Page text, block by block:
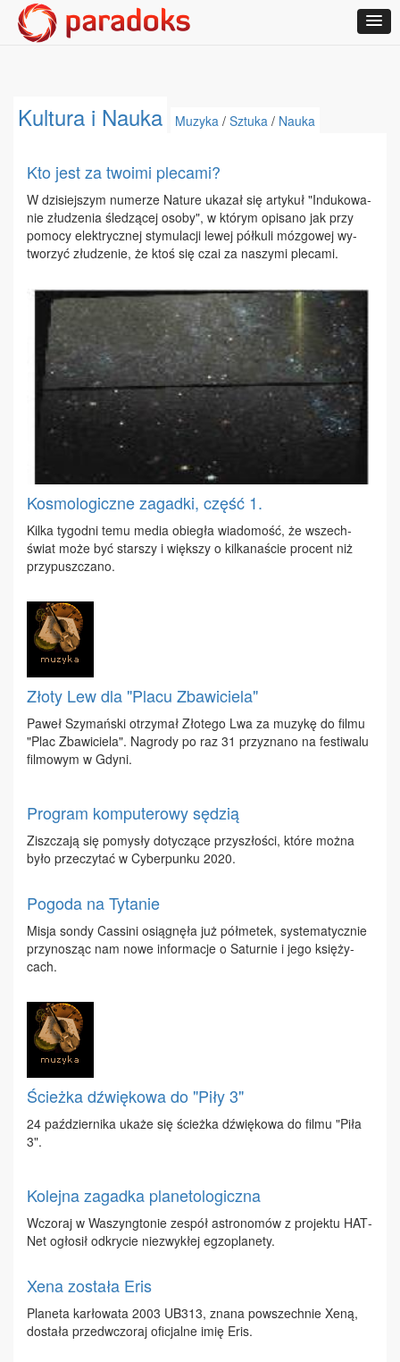
Kultura i Nauka Muzyka / Sztuka / Nauka
Kto jest za twoimi plecami?
W dzi­siej­szym nu­me­rze Na­tu­re uka­zał się ar­ty­kuł "In­du­ko­wa­
nie złu­dze­nia śle­dzą­cej oso­by", w któ­rym opi­sa­no jak przy
po­mo­cy elek­trycz­nej sty­mu­la­cji le­wej pół­ku­li mó­zgo­wej wy­
two­rzyć złu­dze­nie, że ktoś się czai za na­szy­mi ple­ca­mi.
Kosmologiczne zagadki, część 1.
Kil­ka ty­go­dni te­mu me­dia obie­gła wia­do­mość, że wszech­
świat mo­że być star­szy i więk­szy o kil­ka­na­ście pro­cent niż
przy­pusz­cza­no.
Złoty Lew dla "Placu Zbawiciela"
Pa­weł Szy­mań­ski otrzy­mał Zło­te­go Lwa za mu­zy­kę do fil­mu
"Plac Zba­wi­cie­la". Na­gro­dy po raz 31 przy­zna­no na fe­sti­wa­lu
fil­mo­wym w Gdy­ni.
Program komputerowy sędzią
Zisz­cza­ją się po­my­sły do­ty­czą­ce przy­szło­ści, któ­re moż­na
by­ło prze­czy­tać w Cy­ber­pun­ku 2020.
Pogoda na Tytanie
Mi­sja son­dy Cas­si­ni osią­gnę­ła już pół­me­tek, sys­te­ma­tycz­nie
przy­no­sząc nam no­we in­for­ma­cje o Sa­tur­nie i je­go księ­ży­
cach.
Ścieżka dźwiękowa do "Piły 3"
24 paź­dzier­ni­ka uka­że się ścież­ka dźwię­ko­wa do fil­mu "Pi­ła
3".
Kolejna zagadka planetologiczna
Wczo­raj w Wa­szyng­to­nie ze­spół astro­no­mów z pro­jek­tu HAT­
Net ogło­sił od­kry­cie nie­zwy­kłej eg­zo­pla­ne­ty.
Xena została Eris
Pla­ne­ta kar­ło­wa­ta 2003 UB313, zna­na po­wszech­nie Xe­ną,
do­sta­ła przed­wczo­raj ofi­cjal­ne imię Eris.